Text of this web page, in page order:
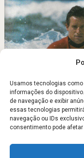
Usamos tecnologias
informações do
de navegação e exibir
essas tecnologias
navegação ou IDs
consentimento pode
Aprenda Surf
Setembro 16, 2011